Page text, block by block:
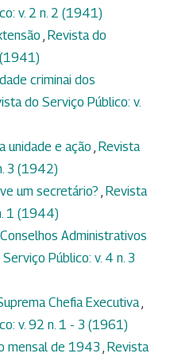
v. 2 n. 2 (1941)
, Revista do
(1941)
criminai dos
do Serviço Público: v.
unidade e ação , Revista
3 (1942)
um secretário? , Revista
1 (1944)
Administrativos
Público: v. 4 n. 3
Chefia Executiva,
v. 92 n. 1 - 3 (1961)
mensal de 1943 , Revista